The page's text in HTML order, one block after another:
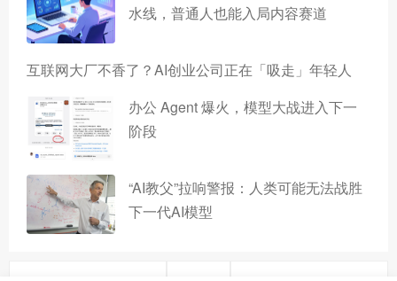
水线，普通人也能入局内容赛道
互联网大厂不香了？AI创业公司正在「吸走」年轻人
办公 Agent 爆火，模型大战进入下一
阶段
“AI教父”拉响警报：人类可能无法战胜
下一代AI模型